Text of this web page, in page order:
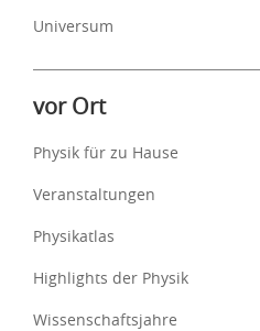
Universum
vor Ort
Physik für zu Hause
Veranstaltungen
Physikatlas
Highlights der Physik
Wissenschaftsjahre